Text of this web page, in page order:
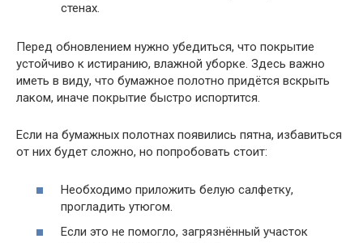
стенах.
Перед обновлением нужно убедиться, что покрытие
устойчиво к истиранию, влажной уборке. Здесь важно
иметь в виду, что бумажное полотно придётся вскрыть
лаком, иначе покрытие быстро испортится.
Если на бумажных полотнах появились пятна, избавиться
от них будет сложно, но попробовать стоит:
Необходимо приложить белую салфетку,
прогладить утюгом.
Если это не помогло, загрязнённый участок